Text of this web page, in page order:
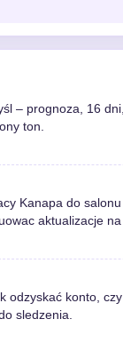
– prognoza, 16
ton.
Kanapa do
aktualizacje na
konto, czy
sledzenia.